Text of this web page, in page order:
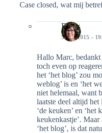
Case closed, wat mij
Emily
5 MEI 2015 –
Hallo Marc,
toch even op
het ‘het blog’ zou
weblog’ is en ‘het
niet helemaal, want
laatste deel altijd
‘de keuken’ en ‘het
keukenkastje’.
‘het blog’, is dat